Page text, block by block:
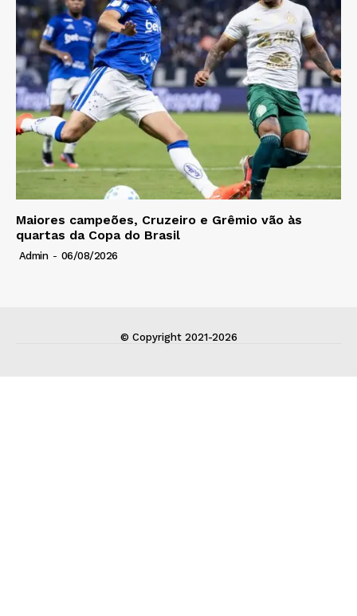
Maiores campeões, Cruzeiro e Grêmio vão às
quartas da Copa do Brasil
Admin - 06/08/2026
© Copyright 2021-2026